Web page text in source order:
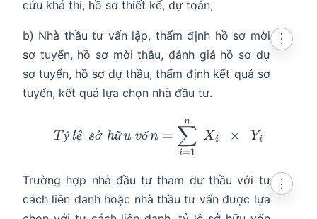
cứu khả thi, hồ sơ thiết kế, dự toán;
b) Nhà thầu tư vấn lập, thẩm định hồ sơ mời
sơ tuyển, hồ sơ mời thầu, đánh giá hồ sơ dự
sơ tuyển, hồ sơ dự thầu, thẩm định kết quả sơ
tuyển, kết quả lựa chọn nhà đầu tư.
⋮
ỷ ệ ở ữ ố
=1n
Trường hợp nhà đầu tư tham dự thầu với tư
cách liên danh hoặc nhà thầu tư vấn được lựa
⋮